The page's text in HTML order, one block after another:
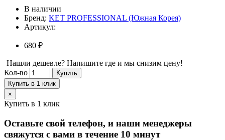
В наличии
Бренд: KET PROFESSIONAL (Южная Корея)
Артикул:
680 ₽
Нашли дешевле? Напишите где и мы снизим цену!
Кол-во
Купить
Купить в 1 клик
×
Купить в 1 клик
Оставьте свой телефон, и наши менеджеры
свяжутся с вами в течение 10 минут